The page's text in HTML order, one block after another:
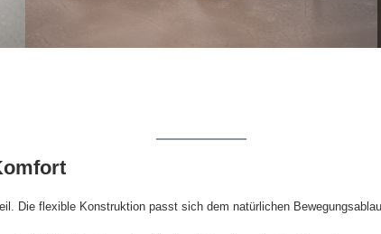
Die flexible Konstruktion passt sich dem natürlichen